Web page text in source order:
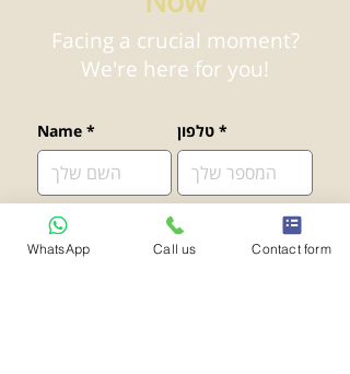
Facing a crucial moment?
We're here for you!
Name * טלפון *
קראתי את מדיניות הפרטיות
ואני
מאשר ליצור איתי קשר
WhatsApp Call us Contact form